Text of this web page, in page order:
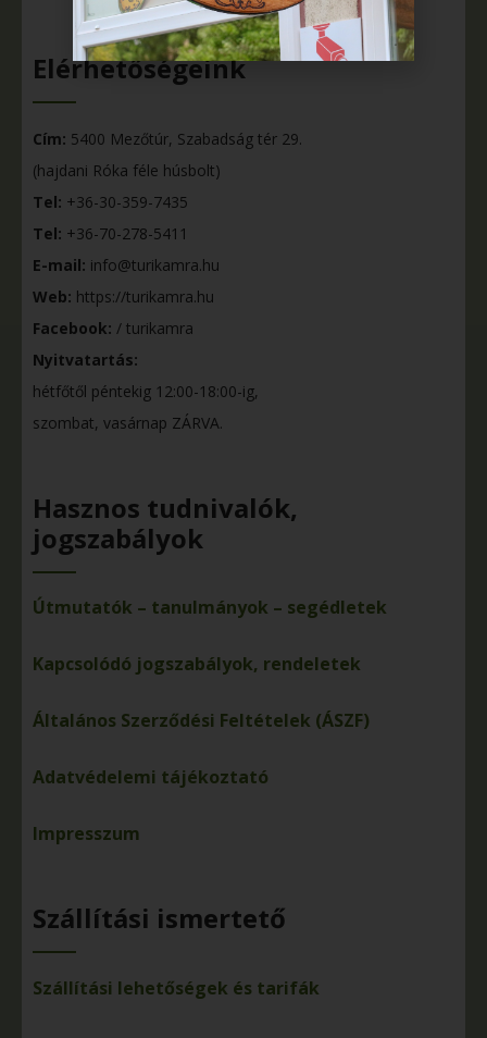
Elérhetőségeink
Cím: 5400 Mezőtúr, Szabadság tér 29.
(hajdani Róka féle húsbolt)
Tel: +36-30-359-7435
Tel: +36-70-278-5411
E-mail: info@turikamra.hu
Web: https://turikamra.hu
Facebook: / turikamra
Nyitvatartás:
hétfőtől péntekig 12:00-18:00-ig,
szombat, vasárnap ZÁRVA.
Hasznos tudnivalók,
jogszabályok
Útmutatók – tanulmányok – segédletek
Kapcsolódó jogszabályok, rendeletek
Általános Szerződési Feltételek (ÁSZF)
Adatvédelemi tájékoztató
Impresszum
Szállítási ismertető
Szállítási lehetőségek és tarifák